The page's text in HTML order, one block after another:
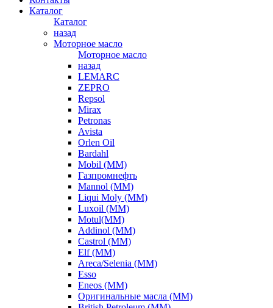
Каталог
Каталог
назад
Моторное масло
Моторное масло
назад
LEMARC
ZEPRO
Repsol
Mirax
Petronas
Avista
Orlen Oil
Bardahl
Mobil (ММ)
Газпромнефть
Mannol (ММ)
Liqui Moly (ММ)
Luxoil (ММ)
Motul(ММ)
Addinol (ММ)
Castrol (ММ)
Elf (ММ)
Areca/Selenia (ММ)
Esso
Eneos (ММ)
Оригинальные масла (ММ)